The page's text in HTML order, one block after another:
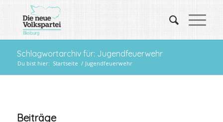
Schlagwortarchiv für: Jugendfeuerwehr
Du bist hier: Startseite / Jugendfeuerwehr
Beiträge